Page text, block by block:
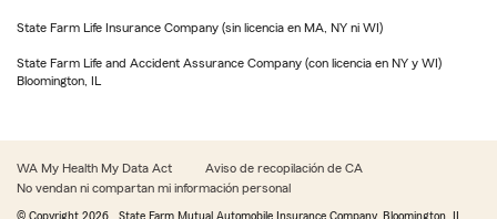
State Farm Life Insurance Company (sin licencia en MA, NY ni WI)
State Farm Life and Accident Assurance Company (con licencia en NY y WI)
Bloomington, IL
WA My Health My Data Act
Aviso de recopilación de CA
No vendan ni compartan mi información personal
© Copyright 2026 , State Farm Mutual Automobile Insurance Company, Bloomington, IL